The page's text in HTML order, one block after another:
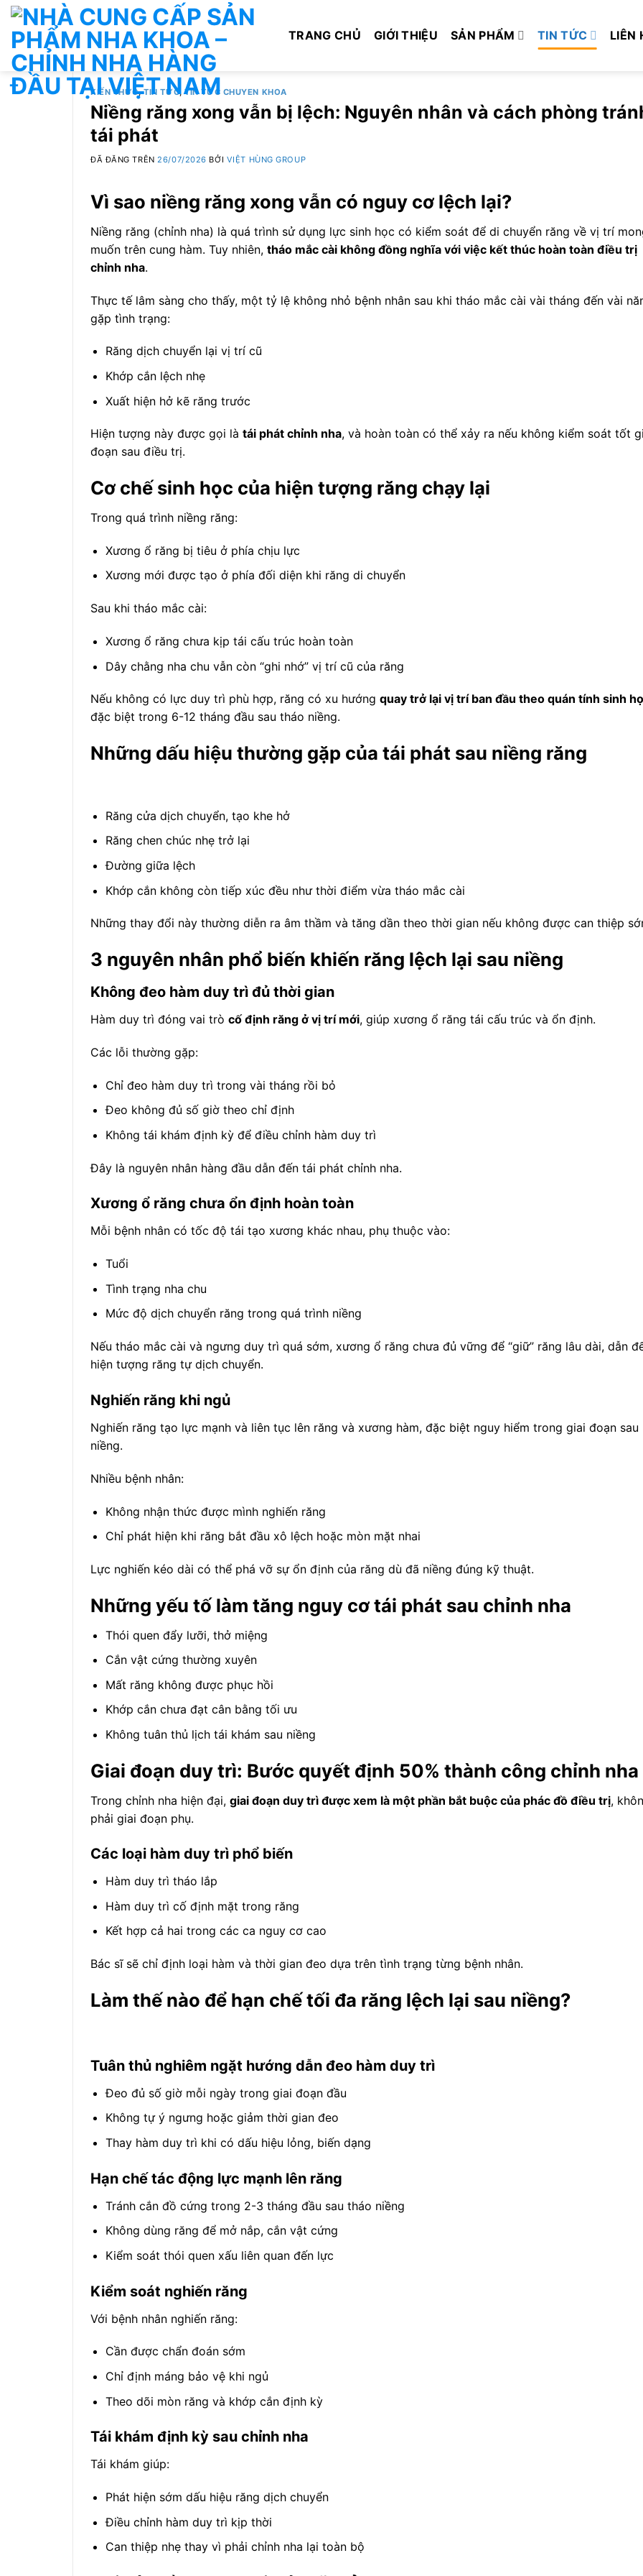
Chuyển
dung
TRANG CHỦ GIỚI THIỆU SẢN PHẨM TIN TỨC LIÊN
KIẾN THỨC,TIN TỨC,TIN TỨC CHUYEN KHOA
Niềng răng xong vẫn bị lệch: Nguyên nhân và cách phòng
tái phát
ĐÃ ĐĂNG TRÊN26/07/2026 BỞI VIỆT HÙNG GROUP
Vì sao niềng răng xong vẫn có nguy cơ lệch lại?
Niềng răng (chỉnh nha) là quá trình sử dụng lực sinh học có kiểm soát để di chuyển răng về vị trí
muốn trên cung hàm. Tuy nhiên, tháo mắc cài không đồng nghĩa với việc kết thúc hoàn toàn điều trị
chỉnh nha.
Thực tế lâm sàng cho thấy, một tỷ lệ không nhỏ bệnh nhân sau khi tháo mắc cài vài tháng đến vài
gặp tình trạng:
Răng dịch chuyển lại vị trí cũ
Khớp cắn lệch nhẹ
Xuất hiện hở kẽ răng trước
Hiện tượng này được gọi là tái phát chỉnh nha, và hoàn toàn có thể xảy ra nếu không kiểm soát tốt
đoạn sau điều trị.
Cơ chế sinh học của hiện tượng răng chạy lại
Trong quá trình niềng răng:
Xương ổ răng bị tiêu ở phía chịu lực
Xương mới được tạo ở phía đối diện khi răng di chuyển
Sau khi tháo mắc cài:
Xương ổ răng chưa kịp tái cấu trúc hoàn toàn
Dây chằng nha chu vẫn còn “ghi nhớ” vị trí cũ của răng
Nếu không có lực duy trì phù hợp, răng có xu hướng quay trở lại vị trí ban đầu theo quán tính sinh
đặc biệt trong 6-12 tháng đầu sau tháo niềng.
Những dấu hiệu thường gặp của tái phát sau niềng răng
Răng cửa dịch chuyển, tạo khe hở
Răng chen chúc nhẹ trở lại
Đường giữa lệch
Khớp cắn không còn tiếp xúc đều như thời điểm vừa tháo mắc cài
Những thay đổi này thường diễn ra âm thầm và tăng dần theo thời gian nếu không được can thiệp
3 nguyên nhân phổ biến khiến răng lệch lại sau niềng
Không đeo hàm duy trì đủ thời gian
Hàm duy trì đóng vai trò cố định răng ở vị trí mới, giúp xương ổ răng tái cấu trúc và ổn định.
Các lỗi thường gặp:
Chỉ đeo hàm duy trì trong vài tháng rồi bỏ
Đeo không đủ số giờ theo chỉ định
Không tái khám định kỳ để điều chỉnh hàm duy trì
Đây là nguyên nhân hàng đầu dẫn đến tái phát chỉnh nha.
Xương ổ răng chưa ổn định hoàn toàn
Mỗi bệnh nhân có tốc độ tái tạo xương khác nhau, phụ thuộc vào:
Tuổi
Tình trạng nha chu
Mức độ dịch chuyển răng trong quá trình niềng
Nếu tháo mắc cài và ngưng duy trì quá sớm, xương ổ răng chưa đủ vững để “giữ” răng lâu dài, dẫn
hiện tượng răng tự dịch chuyển.
Nghiến răng khi ngủ
Nghiến răng tạo lực mạnh và liên tục lên răng và xương hàm, đặc biệt nguy hiểm trong giai đoạn sau
niềng.
Nhiều bệnh nhân:
Không nhận thức được mình nghiến răng
Chỉ phát hiện khi răng bắt đầu xô lệch hoặc mòn mặt nhai
Lực nghiến kéo dài có thể phá vỡ sự ổn định của răng dù đã niềng đúng kỹ thuật.
Những yếu tố làm tăng nguy cơ tái phát sau chỉnh nha
Thói quen đẩy lưỡi, thở miệng
Cắn vật cứng thường xuyên
Mất răng không được phục hồi
Khớp cắn chưa đạt cân bằng tối ưu
Không tuân thủ lịch tái khám sau niềng
Giai đoạn duy trì: Bước quyết định 50% thành công chỉnh nha
Trong chỉnh nha hiện đại, giai đoạn duy trì được xem là một phần bắt buộc của phác đồ điều trị,
phải giai đoạn phụ.
Các loại hàm duy trì phổ biến
Hàm duy trì tháo lắp
Hàm duy trì cố định mặt trong răng
Kết hợp cả hai trong các ca nguy cơ cao
Bác sĩ sẽ chỉ định loại hàm và thời gian đeo dựa trên tình trạng từng bệnh nhân.
Làm thế nào để hạn chế tối đa răng lệch lại sau niềng?
Tuân thủ nghiêm ngặt hướng dẫn đeo hàm duy trì
Đeo đủ số giờ mỗi ngày trong giai đoạn đầu
Không tự ý ngưng hoặc giảm thời gian đeo
Thay hàm duy trì khi có dấu hiệu lỏng, biến dạng
Hạn chế tác động lực mạnh lên răng
Tránh cắn đồ cứng trong 2-3 tháng đầu sau tháo niềng
Không dùng răng để mở nắp, cắn vật cứng
Kiểm soát thói quen xấu liên quan đến lực
Kiểm soát nghiến răng
Với bệnh nhân nghiến răng:
Cần được chẩn đoán sớm
Chỉ định máng bảo vệ khi ngủ
Theo dõi mòn răng và khớp cắn định kỳ
Tái khám định kỳ sau chỉnh nha
Tái khám giúp:
Phát hiện sớm dấu hiệu răng dịch chuyển
Điều chỉnh hàm duy trì kịp thời
Can thiệp nhẹ thay vì phải chỉnh nha lại toàn bộ